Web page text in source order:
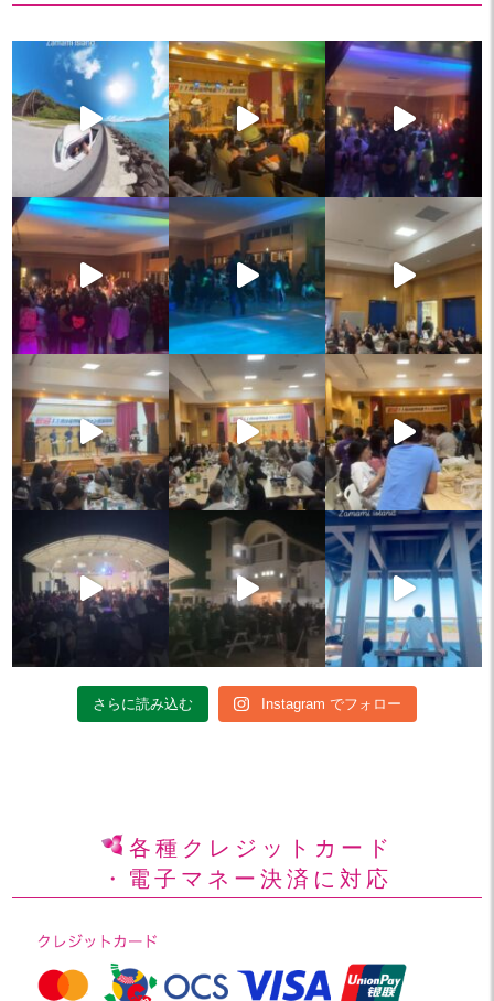
さらに読み込む Instagram でフォロー
各種クレジットカード
・電子マネー決済に対応